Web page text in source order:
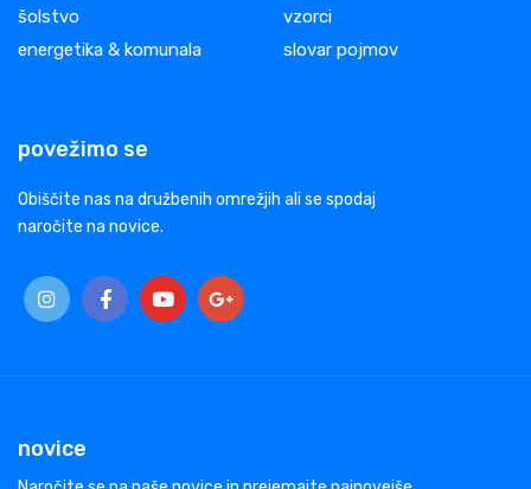
šolstvo
energetika & komunala
vzorci
slovar pojmov
povežimo se
Obiščite nas na družbenih omrežjih ali se spodaj
naročite na novice.
novice